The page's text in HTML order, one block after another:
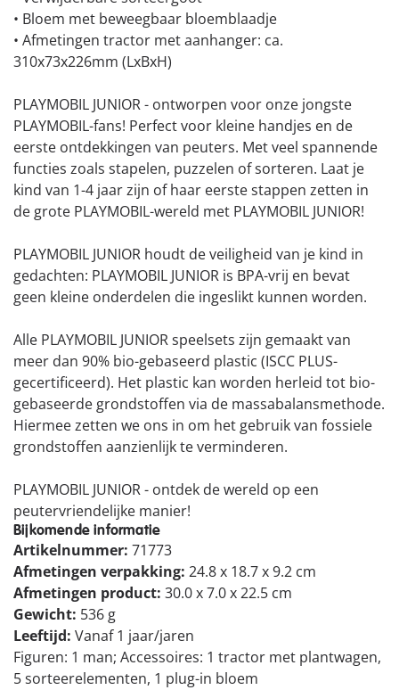
• Bloem met beweegbaar bloemblaadje
• Afmetingen tractor met aanhanger: ca.
310x73x226mm (LxBxH)
PLAYMOBIL JUNIOR - ontworpen voor onze jongste
PLAYMOBIL-fans! Perfect voor kleine handjes en de
eerste ontdekkingen van peuters. Met veel spannende
functies zoals stapelen, puzzelen of sorteren. Laat je
kind van 1-4 jaar zijn of haar eerste stappen zetten in
de grote PLAYMOBIL-wereld met PLAYMOBIL JUNIOR!
PLAYMOBIL JUNIOR houdt de veiligheid van je kind in
gedachten: PLAYMOBIL JUNIOR is BPA-vrij en bevat
geen kleine onderdelen die ingeslikt kunnen worden.
Alle PLAYMOBIL JUNIOR speelsets zijn gemaakt van
meer dan 90% bio-gebaseerd plastic (ISCC PLUS-
gecertificeerd). Het plastic kan worden herleid tot bio-
gebaseerde grondstoffen via de massabalansmethode.
Hiermee zetten we ons in om het gebruik van fossiele
grondstoffen aanzienlijk te verminderen.
PLAYMOBIL JUNIOR - ontdek de wereld op een
peutervriendelijke manier!
Bijkomende informatie
Artikelnummer: 71773
Afmetingen verpakking: 24.8 x 18.7 x 9.2 cm
Afmetingen product: 30.0 x 7.0 x 22.5 cm
Gewicht: 536 g
Leeftijd: Vanaf 1 jaar/jaren
Figuren: 1 man; Accessoires: 1 tractor met plantwagen,
5 sorteerelementen, 1 plug-in bloem